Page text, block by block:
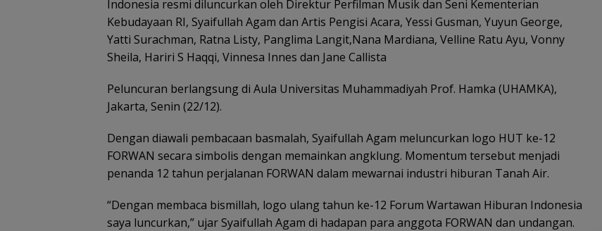
Indonesia resmi diluncurkan oleh Direktur Perfilman Musik dan Seni Kementerian
Kebudayaan RI, Syaifullah Agam dan Artis Pengisi Acara, Yessi Gusman, Yuyun George,
Yatti Surachman, Ratna Listy, Panglima Langit,Nana Mardiana, Velline Ratu Ayu, Vonny
Sheila, Hariri S Haqqi, Vinnesa Innes dan Jane Callista
Peluncuran berlangsung di Aula Universitas Muhammadiyah Prof. Hamka (UHAMKA),
Jakarta, Senin (22/12).
Dengan diawali pembacaan basmalah, Syaifullah Agam meluncurkan logo HUT ke-12
FORWAN secara simbolis dengan memainkan angklung. Momentum tersebut menjadi
penanda 12 tahun perjalanan FORWAN dalam mewarnai industri hiburan Tanah Air.
“Dengan membaca bismillah, logo ulang tahun ke-12 Forum Wartawan Hiburan Indonesia
saya luncurkan,” ujar Syaifullah Agam di hadapan para anggota FORWAN dan undangan.